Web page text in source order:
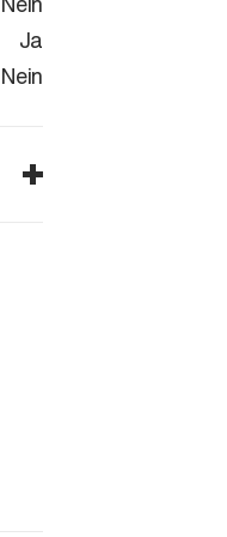
Ja
Nein